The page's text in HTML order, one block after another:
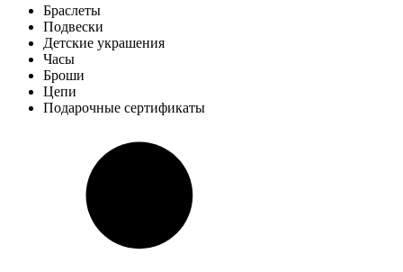
Браслеты
Подвески
Детские украшения
Часы
Броши
Цепи
Подарочные сертификаты